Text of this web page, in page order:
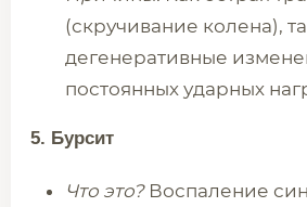
(скручивание колена),
дегенеративные
постоянных ударных
5. Бурсит
Что это?Воспаление